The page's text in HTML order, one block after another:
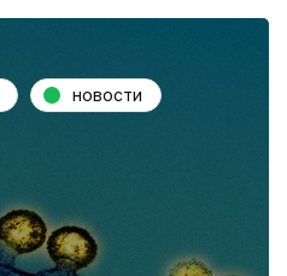
новости